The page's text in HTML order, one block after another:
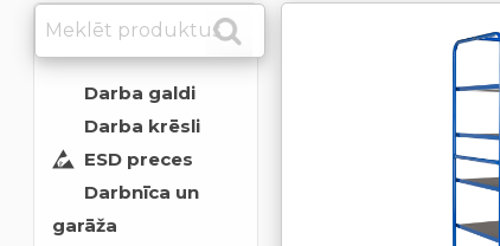
Darba galdi
Darba krēsli
ESD preces
Darbnīca un
garāža